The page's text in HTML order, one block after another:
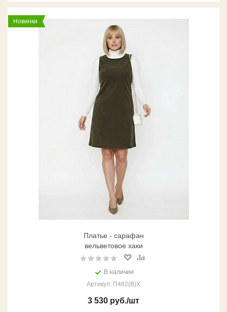
Новинки
Платье - сарафан
вельветовое хаки
В наличии
Артикул: П482(В)Х
3 530 руб./шт